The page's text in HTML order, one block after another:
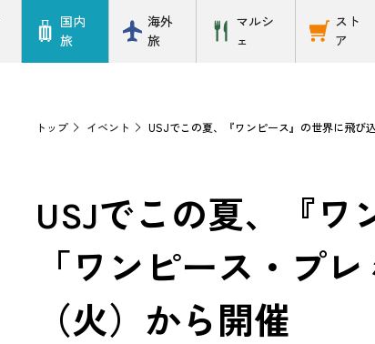
国内
旅
海外
旅
マルシ
ェ
スト
ア
トップ イベント USJでこの夏、『ワンピース』の世界に飛び
USJでこの夏、『ワ
「ワンピース・プ
（火）から開催